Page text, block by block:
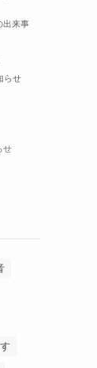
出来事
らせ
せ